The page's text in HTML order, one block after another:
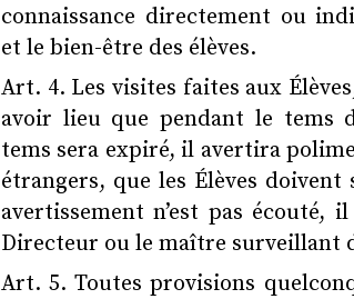
connaissance directement ou
et le bien-être des élèves.
Art. 4. Les visites faites aux
avoir lieu que pendant le tems
tems sera expiré, il avertira
étrangers, que les Élèves
avertissement n’est pas
Directeur ou le maître surveillant
Art. 5. Toutes provisions